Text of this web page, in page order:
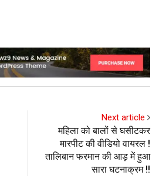
Next article
महिला को बालों से घसीटकर
मारपीट की वीडियो वायरल !
तालिबान फरमान की आड़ में हुआ
सारा घटनाक्रम !!